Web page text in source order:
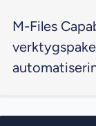
M-Files